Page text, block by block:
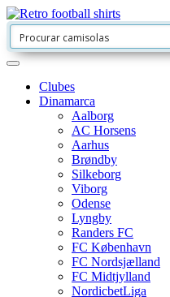
Clubes
Dinamarca
Aalborg
AC Horsens
Aarhus
Brøndby
Silkeborg
Viborg
Odense
Lyngby
Randers FC
FC København
FC Nordsjælland
FC Midtjylland
NordicbetLiga